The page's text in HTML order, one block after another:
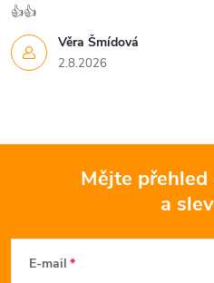
Věra Šmídová
2.8.2026
👍👍
Mějte
a
E-mail